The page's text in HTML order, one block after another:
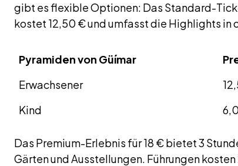
gibt es flexible Optionen: Das Standard-
kostet 12,50 € und umfasst die Highlights in
Pyramiden von Güímar
Erwachsener
Kind
Das Premium-Erlebnis für 18 € bietet 3
Gärten und Ausstellungen. Führungen